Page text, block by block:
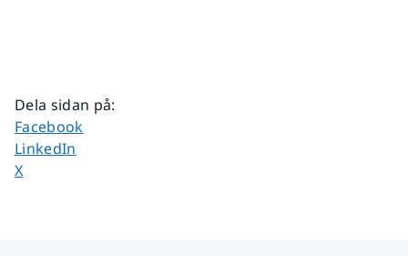
Dela sidan på:
Dela sidan på
Facebook
Dela sidan på
LinkedIn
Dela sidan på
X